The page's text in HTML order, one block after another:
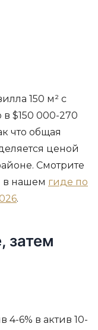
150 м² с
$150 000-270
что общая
ценой
Смотрите
в нашем гиде по
.
затем
4-6% в актив 10-